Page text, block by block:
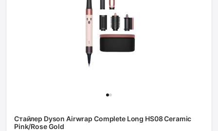
Стайлер Dyson Airwrap Complete Long HS08 Ceramiс
Pink/Rose Gold